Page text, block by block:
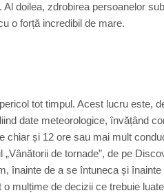
doilea, zdrobirea persoanelor
o forță incredibil de mare.
tot timpul. Acest lucru este,
date meteorologice, învățând
chiar și 12 ore sau mai mult
de tornade”, de pe
înainte de a se întuneca și
mulțime de decizii ce trebuie